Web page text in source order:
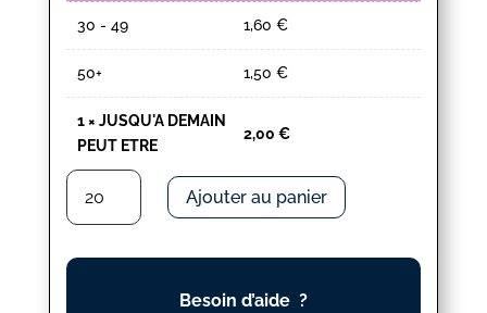
30 - 49 1,60 €
50+ 1,50 €
1× JUSQU'A DEMAIN
PEUT ETRE
2,00 €
quantité
JUSQU'A
DEMAIN
Ajouter au panier
Besoin d’aide ?